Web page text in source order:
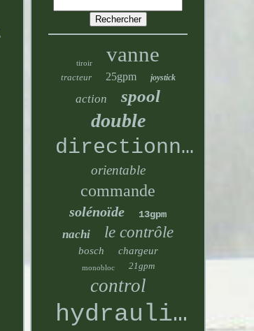
tiroir vanne
tracteur 25gpm joystick
action spool
double
directionnelle
orientable
commande
solénoïde 13gpm
nachi le contrôle
bosch chargeur
monobloc 21gpm
control
hydraulique